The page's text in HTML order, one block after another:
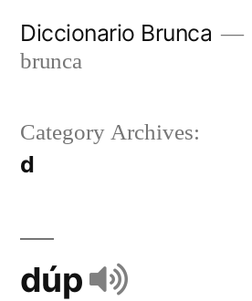
Diccionario Brunca
brunca
Category Archives:
d
dúp